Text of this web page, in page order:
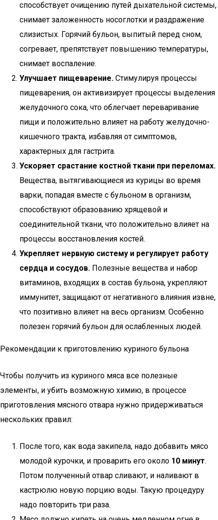
способствует очищению путей дыхательной системы,
снимает заложенность носоглотки и раздражение
слизистых. Горячий бульон, выпитый перед сном,
согревает, препятствует повышению температуры,
снимает воспаление.
Улучшает пищеварение. Стимулируя процессы
пищеварения, он активизирует процессы выделения
желудочного сока, что облегчает переваривание
пищи и положительно влияет на работу желудочно-
кишечного тракта, избавляя от симптомов,
характерных для гастрита.
Ускоряет срастание костной ткани при переломах.
Вещества, вытягивающиеся из курицы во время
варки, попадая вместе с бульоном в организм,
способствуют образованию хрящевой и
соединительной ткани, что положительно влияет на
процессы восстановления костей.
Укрепляет нервную систему и регулирует работу
сердца и сосудов. Полезные вещества и набор
витаминов, входящих в состав бульона, укрепляют
иммунитет, защищают от негативного влияния извне,
что позитивно влияет на весь организм. Особенно
полезен горячий бульон для ослабленных людей.
Рекомендации к приготовлению куриного бульона
Чтобы получить из куриного мяса все полезные
элементы, и убить возможную химию, в процессе
приготовления мясного отвара нужно придерживаться
нескольких правил:
После того, как вода закипела, надо добавить мясо
молодой курочки, и проварить его около 10 минут.
Потом полученный отвар сливают, и наливают в
кастрюлю новую порцию воды. Такую процедуру
надо повторить три раза.